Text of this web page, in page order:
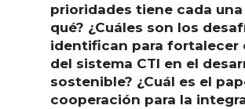
prioridades tiene cada
qué? ¿Cuáles son los
identifican para fortalecer
del sistema CTI en el
sostenible? ¿Cuál es el
cooperación para la